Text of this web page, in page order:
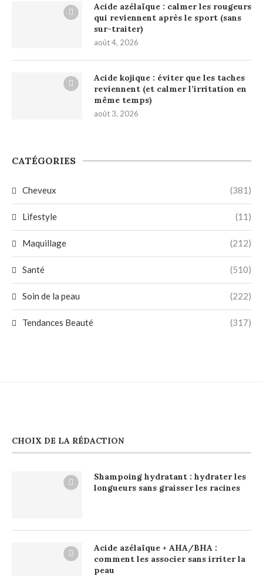
Acide azélaïque : calmer les rougeurs
qui reviennent après le sport (sans
sur-traiter)
août 4, 2026
Acide kojique : éviter que les taches
reviennent (et calmer l’irritation en
même temps)
août 3, 2026
CATÉGORIES
Cheveux (381)
Lifestyle (11)
Maquillage (212)
Santé (510)
Soin de la peau (222)
Tendances Beauté (317)
CHOIX DE LA RÉDACTION
Shampoing hydratant : hydrater les
longueurs sans graisser les racines
Acide azélaïque + AHA/BHA :
comment les associer sans irriter la
peau